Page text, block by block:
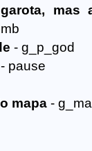
mas
- g_p_god
- pause
mapa -